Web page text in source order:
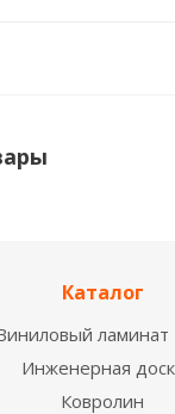
Каталог
Инженерная
Ковролин